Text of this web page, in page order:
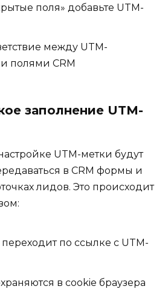
поля» добавьте UTM-
между UTM-
полями CRM
заполнение UTM-
UTM-метки будут
в CRM формы и
лидов. Это происходит
переходит по ссылке с UTM-
в cookie браузера